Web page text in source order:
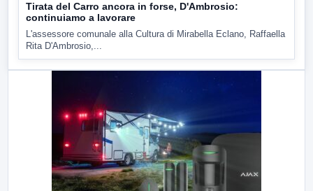
Tirata del Carro ancora in forse, D'Ambrosio:
continuiamo a lavorare
L'assessore comunale alla Cultura di Mirabella Eclano, Raffaella
Rita D'Ambrosio,...